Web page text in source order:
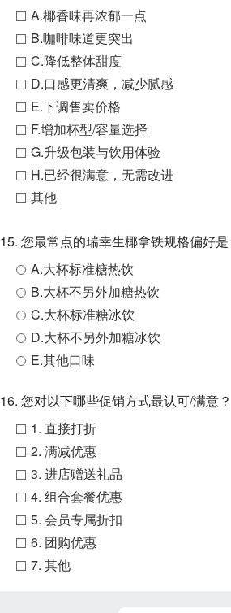
A.椰香味再浓郁一点
B.咖啡味道更突出
C.降低整体甜度
D.口感更清爽，减少腻感
E.下调售卖价格
F.增加杯型/容量选择
G.升级包装与饮用体验
H.已经很满意，无需改进
其他
15. 您最常点的瑞幸生椰拿铁规格偏好是
A.大杯标准糖热饮
B.大杯不另外加糖热饮
C.大杯标准糖冰饮
D.大杯不另外加糖冰饮
E.其他口味
16. 您对以下哪些促销方式最认可/满意？
1. 直接打折
2. 满减优惠
3. 进店赠送礼品
4. 组合套餐优惠
5. 会员专属折扣
6. 团购优惠
7. 其他